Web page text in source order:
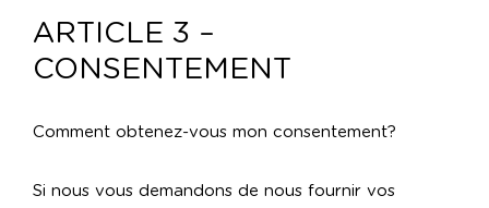
ARTICLE 3 –
CONSENTEMENT
Comment obtenez-vous mon consentement?
Si nous vous demandons de nous fournir vos